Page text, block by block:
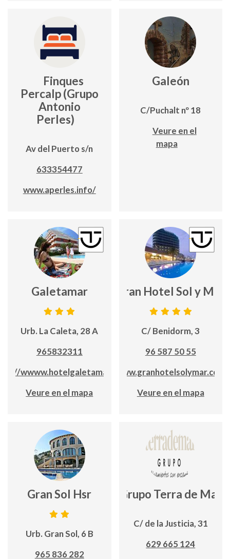
Finques
Percalp (Grupo
Antonio
Perles)
Av del Puerto s/n
633354477
www.aperles.info/
Galeón
C/Puchalt nº 18
Veure en el
mapa
Galetamar
Urb. La Caleta, 28 A
965832311
wwww.hotelgaletamar.com
Veure en el mapa
Gran Hotel Sol y Mar
C/ Benidorm, 3
96 587 50 55
www.granhotelsolymar.com
Veure en el mapa
Gran Sol Hsr
Urb. Gran Sol, 6 B
965 836 282
Grupo Terra de Mar
C/ de la Justicia, 31
629 665 124